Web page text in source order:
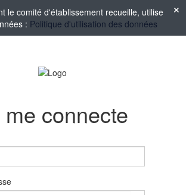
le comité d'établissement recueille, utilise
: Politique d'utilisation des données
connecte